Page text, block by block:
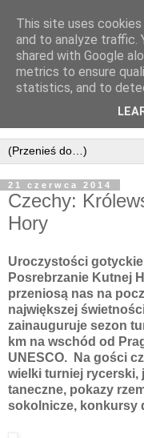
21 czerwca 2014
Czechy:
Hory
Uroczystości
Posrebrzanie Kutnej
przeniosą nas na
największej
zainauguruje sezon
km na wschód od
UNESCO. Na gości
wielki turniej
taneczne, pokazy
sokolnicze, konkursy
This site uses
and to analyze traffic.
shared with Google
metrics to ensure
statistics, and to